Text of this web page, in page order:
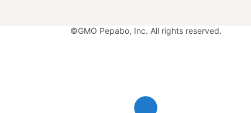
©GMO Pepabo, Inc. All rights reserved.